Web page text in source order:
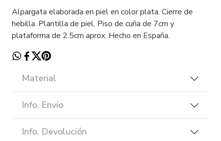
Alpargata elaborada en piel en color plata. Cierre de
hebilla. Plantilla de piel. Piso de cuña de 7cm y
plataforma de 2.5cm aprox. Hecho en España.
Material
Info. Envío
Info. Devolución